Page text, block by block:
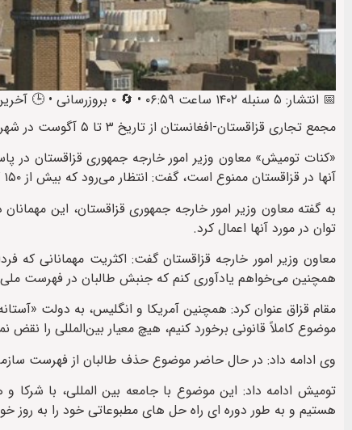
📅 انتشار: ۵ سنبله ۱۴۰۲ ساعت ۰۶:۵۹ • 🔄 ۰ بروزرسانی • 🕒 آخرین: ۵ سنبله ۱۴۰۲ ساعت ۰۷:۰۵
مجمع تجاری قزاقستان-افغانستان از تاریخ ۳ تا ۵ آگوست در شهر «آستانه» با شرکت ۱۵۰ کارآفرین از بخش‌های مختلف اقتصادی برگزار می‌شود.
«کنات تومیش» معاون وزیر امور خارجه جمهوری قزاقستان در
آنها در قزاقستان ممنوع است، گفت: انتظار می‌رود که بیش از ۱۵۰ کارآفرین از بخش‌های مختلف اقتصاد از طرف افغانستان در این مجمع شرکت کنند.
به گفته معاون وزیر امور خارجه جمهوری قزاقستان، این
توان در مورد آنها اعمال کرد.
معاون وزیر امور خارجه قزاقستان گفت: اکثریت مهمانانی که
همچنین می‌خواهم یادآوری کنم که جنبش طالبان در فهرست
مقام قزاق عنوان کرد: همچنین آمریکا و انگلیس، به دولت
موضوع کاملاً قانونی برخورد کنیم، هیچ معیار بین‌المللی را نقض
وی ادامه داد: در حال حاضر موضوع حذف طالبان از فهرست
تومیش ادامه داد: این موضوع با جامعه بین المللی، با
هستیم و به طور دوره ای راه حل های مطبوعاتی خود را به روز